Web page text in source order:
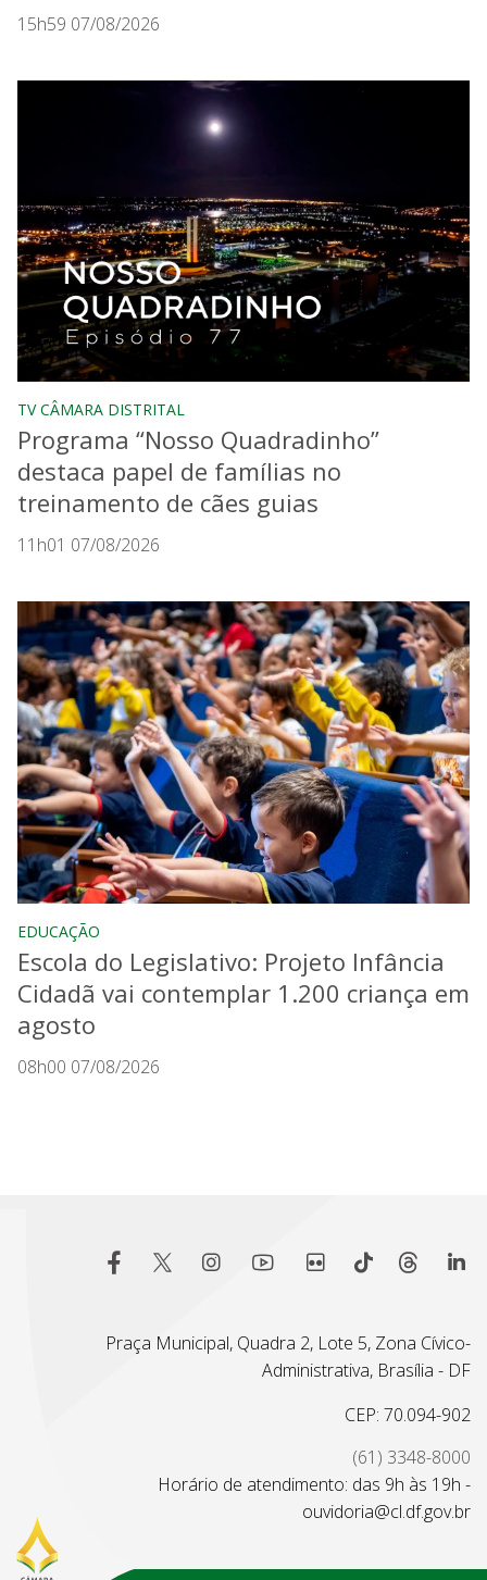
15h59 07/08/2026
TV CÂMARA DISTRITAL
Programa “Nosso Quadradinho”
destaca papel de famílias no
treinamento de cães guias
11h01 07/08/2026
EDUCAÇÃO
Escola do Legislativo: Projeto Infância
Cidadã vai contemplar 1.200 criança em
agosto
08h00 07/08/2026
Praça Municipal, Quadra 2, Lote 5, Zona Cívico-
Administrativa, Brasília - DF
CEP: 70.094-902
(61) 3348-8000
Horário de atendimento: das 9h às 19h -
ouvidoria@cl.df.gov.br